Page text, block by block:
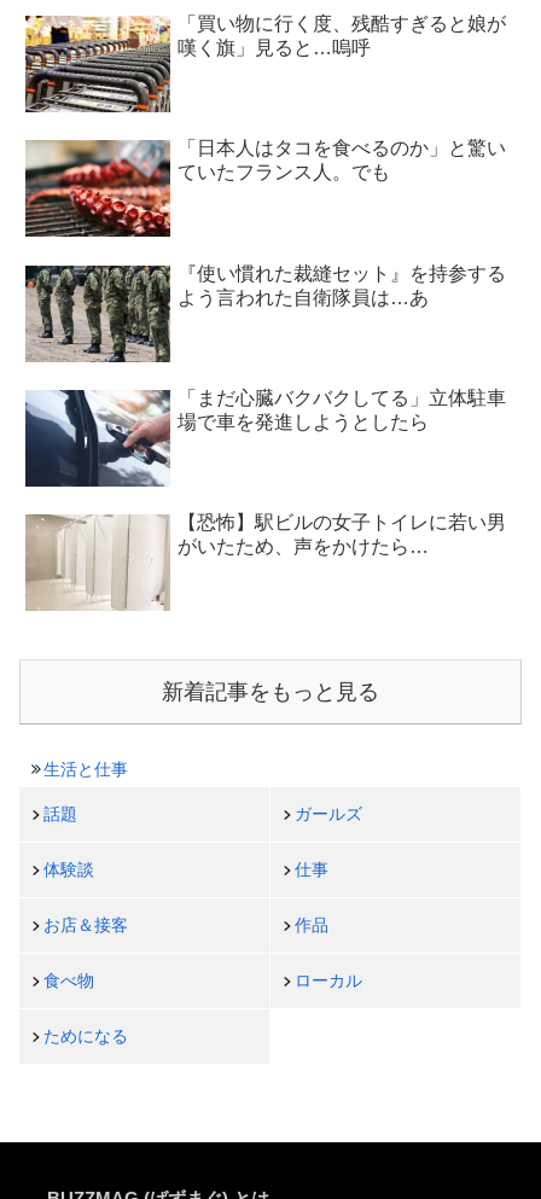
「買い物に行く度、残酷すぎると娘が
嘆く旗」見ると…嗚呼
「日本人はタコを食べるのか」と驚い
ていたフランス人。でも
『使い慣れた裁縫セット』を持参する
よう言われた自衛隊員は…あ
「まだ心臓バクバクしてる」立体駐車
場で車を発進しようとしたら
【恐怖】駅ビルの女子トイレに若い男
がいたため、声をかけたら…
新着記事をもっと見る
生活と仕事
話題 ガールズ
体験談 仕事
お店＆接客 作品
食べ物 ローカル
ためになる